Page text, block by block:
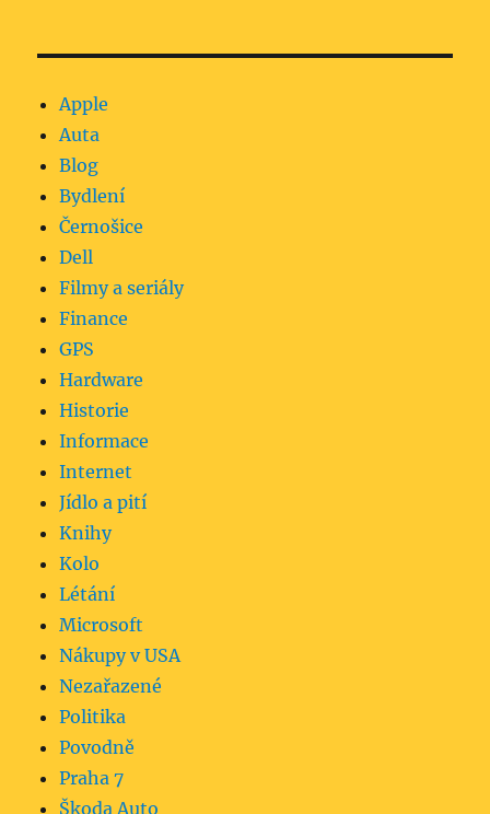
Apple
Auta
Blog
Bydlení
Černošice
Dell
Filmy a seriály
Finance
GPS
Hardware
Historie
Informace
Internet
Jídlo a pití
Knihy
Kolo
Létání
Microsoft
Nákupy v USA
Nezařazené
Politika
Povodně
Praha 7
Škoda Auto